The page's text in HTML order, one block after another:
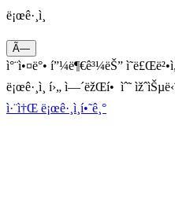
ë¡œê·¸ì¸
Ã—
ì°¨ì•¤ë°• í”¼ë¶€ê³¼ëŠ”
ë¡œê·¸ì¸ í›„ ì—´ëžŒí• ìˆ˜
ì·¨ì†Œ ë¡œê·¸ì¸í•˜ê¸°